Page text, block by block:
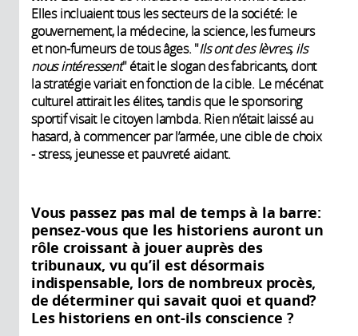
Elles incluaient tous les secteurs de la société: le
gouvernement, la médecine, la science, les fumeurs
et non-fumeurs de tous âges. "Ils ont des lèvres, ils
nous intéressent" était le slogan des fabricants, dont
la stratégie variait en fonction de la cible. Le mécénat
culturel attirait les élites, tandis que le sponsoring
sportif visait le citoyen lambda. Rien n’était laissé au
hasard, à commencer par l’armée, une cible de choix
- stress, jeunesse et pauvreté aidant.
Vous passez pas mal de temps à la barre:
pensez-vous que les historiens auront un
rôle croissant à jouer auprès des
tribunaux, vu qu’il est désormais
indispensable, lors de nombreux procès,
de déterminer qui savait quoi et quand?
Les historiens en ont-ils conscience ?